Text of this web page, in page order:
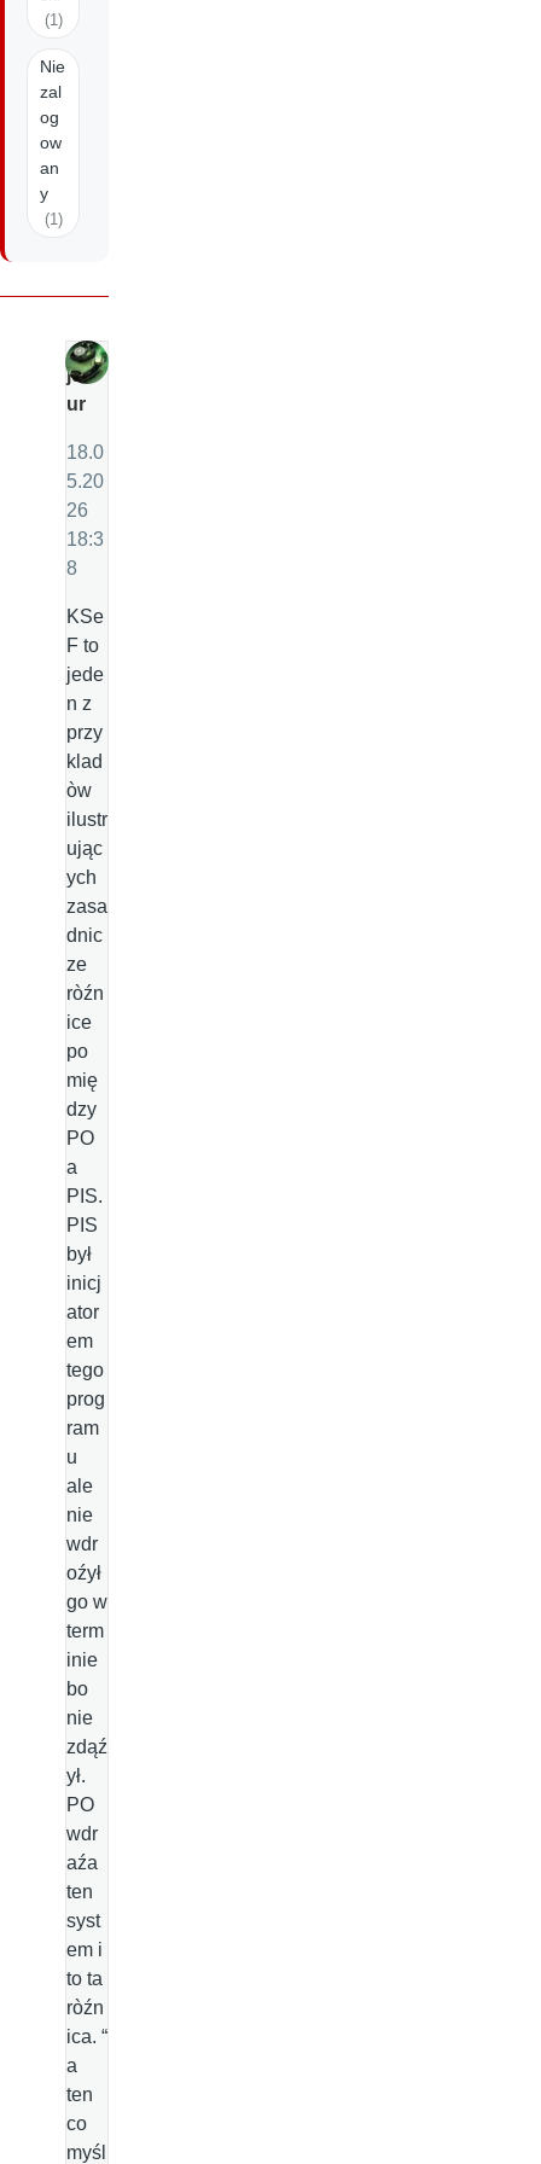
(1)
Nie
zal
og
ow
an
y
(1)
ju
ur
18.0
5.20
26
18:3
8
KSe
F to
jede
n z
przy
klad
òw
ilustr
ując
ych
zasa
dnic
ze
ròźn
ice
po
mię
dzy
PO
a
PIS.
PIS
był
inicj
ator
em
tego
prog
ram
u
ale
nie
wdr
oźył
go w
term
inie
bo
nie
zdąź
ył.
PO
wdr
aźa
ten
syst
em i
to ta
ròźn
ica. “
a
ten
co
myśl